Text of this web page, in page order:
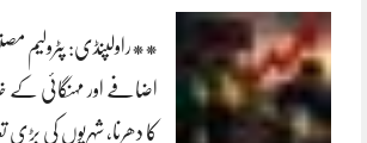
**راولپنڈی: پٹرولیم
اضافے اور مہنگائی کے
کا دھرنا، شہریوں کی